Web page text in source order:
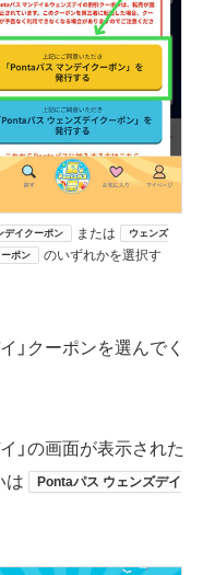
デイクーポン または
ウェンズ
ポン
のいずれかを選択す
」クーポンを選んでく
」の画面が表示された
は Pontaパス ウェンズデイ